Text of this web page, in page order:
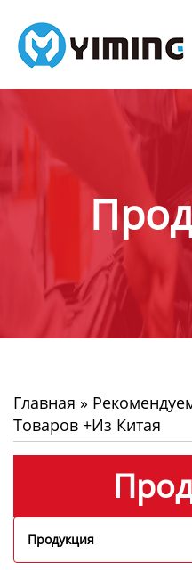
Tags
видео
О нас
Главная »
Товаров +из Китая
Продукция